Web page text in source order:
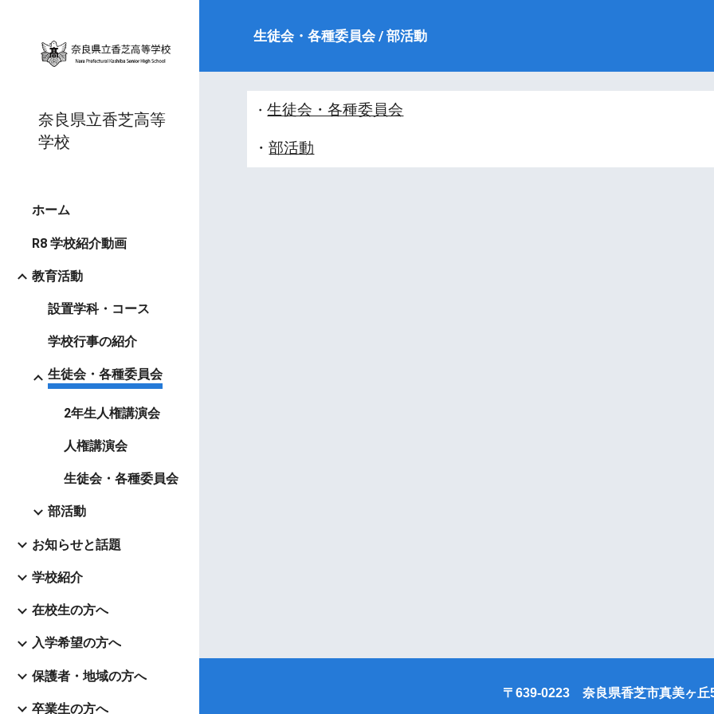
Skip to main content
奈良県立香芝高等
学校
ホーム
R8 学校紹介動画
教育活動
設置学科・コース
学校行事の紹介
生徒会・各種委員会
2年生人権講演会
人権講演会
生徒会・各種委員会
部活動
お知らせと話題
学校紹介
在校生の方へ
入学希望の方へ
保護者・地域の方へ
卒業生の方へ
生徒会・各種委員会 / 部活動
・生徒会・各種委員会
・部活動
〒639-0223 奈良県香芝市真美ヶ丘